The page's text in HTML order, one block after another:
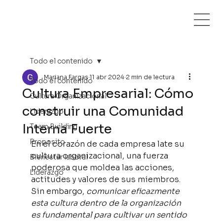
Todo el contenido
Cultura Organizacional
Liderazgo
Team Building
Proposito
Bienestar laboral
Liderazgo
Todo el contenido
Cultura Empresarial: Cómo
construir una Comunidad
Interna Fuerte
Mariana Fargas 11 abr 2024 2 min de lectura
En el corazón de cada empresa late su
cultura organizacional, una fuerza
poderosa que moldea las acciones,
actitudes y valores de sus miembros.
Sin embargo, comunicar eficazmente
esta cultura dentro de la organización
es fundamental para cultivar un sentido